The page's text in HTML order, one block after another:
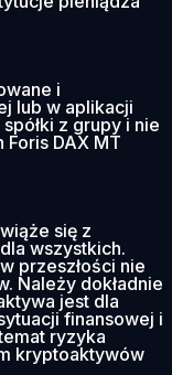
i
lub w aplikacji
z grupy i nie
DAX MT
się z
wszystkich.
przeszłości nie
Należy dokładnie
jest dla
finansowej i
ryzyka
kryptoaktywów